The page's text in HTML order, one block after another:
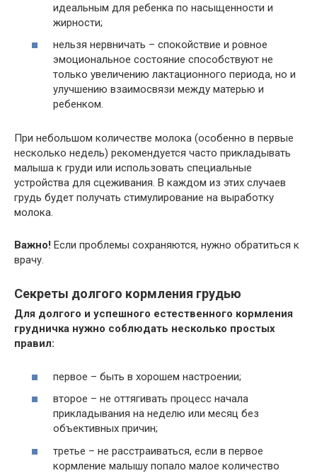
идеальным для ребенка по насыщенности и
жирности;
нельзя нервничать – спокойствие и ровное
эмоциональное состояние способствуют не
только увеличению лактационного периода, но и
улучшению взаимосвязи между матерью и
ребенком.
При небольшом количестве молока (особенно в первые
несколько недель) рекомендуется часто прикладывать
малыша к груди или использовать специальные
устройства для сцеживания. В каждом из этих случаев
грудь будет получать стимулирование на выработку
молока.
Важно! Если проблемы сохраняются, нужно обратиться к
врачу.
Секреты долгого кормления грудью
Для долгого и успешного естественного кормления
грудничка нужно соблюдать несколько простых
правил:
первое – быть в хорошем настроении;
второе – не оттягивать процесс начала
прикладывания на неделю или месяц без
объективных причин;
третье – не расстраиваться, если в первое
кормление малышу попало малое количество